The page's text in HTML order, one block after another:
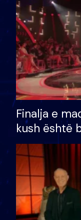
Finalja e
kush është
shtëpinë
të fituar